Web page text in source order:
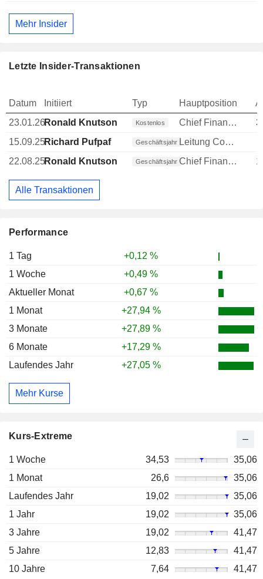
Performance
1 Tag
+0,12 %
1 Woche
+0,49 %
Aktueller Monat
+0,67 %
1 Monat
+27,94 %
3 Monate
+27,89 %
6 Monate
+17,29 %
Laufendes Jahr
+27,05 %
Mehr Kurse
Kurs-Extreme
1 Woche 34,53
35,06
1 Monat
26,6
35,06
Laufendes Jahr
19,02
35,06
1 Jahr
19,02
35,06
3 Jahre
19,02
41,47
5 Jahre
12,83
41,47
10 Jahre
7,64 41,47
Mehr Insider
Letzte Insider-Transaktionen
Datum Initiiert Typ Hauptposition
23.01.26Ronald Knutson Kostenlos Chief Financial Officer (CFO)
15.09.25Richard Pufpaf Geschäftsjahr Leitung Compliance
22.08.25Ronald Knutson Geschäftsjahr Chief Financial Officer (CFO)
Alle Transaktionen